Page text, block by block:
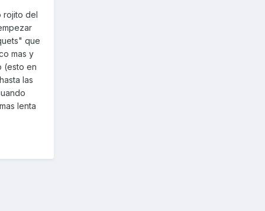
rojito del
que
mas y
(esto en
las
lenta